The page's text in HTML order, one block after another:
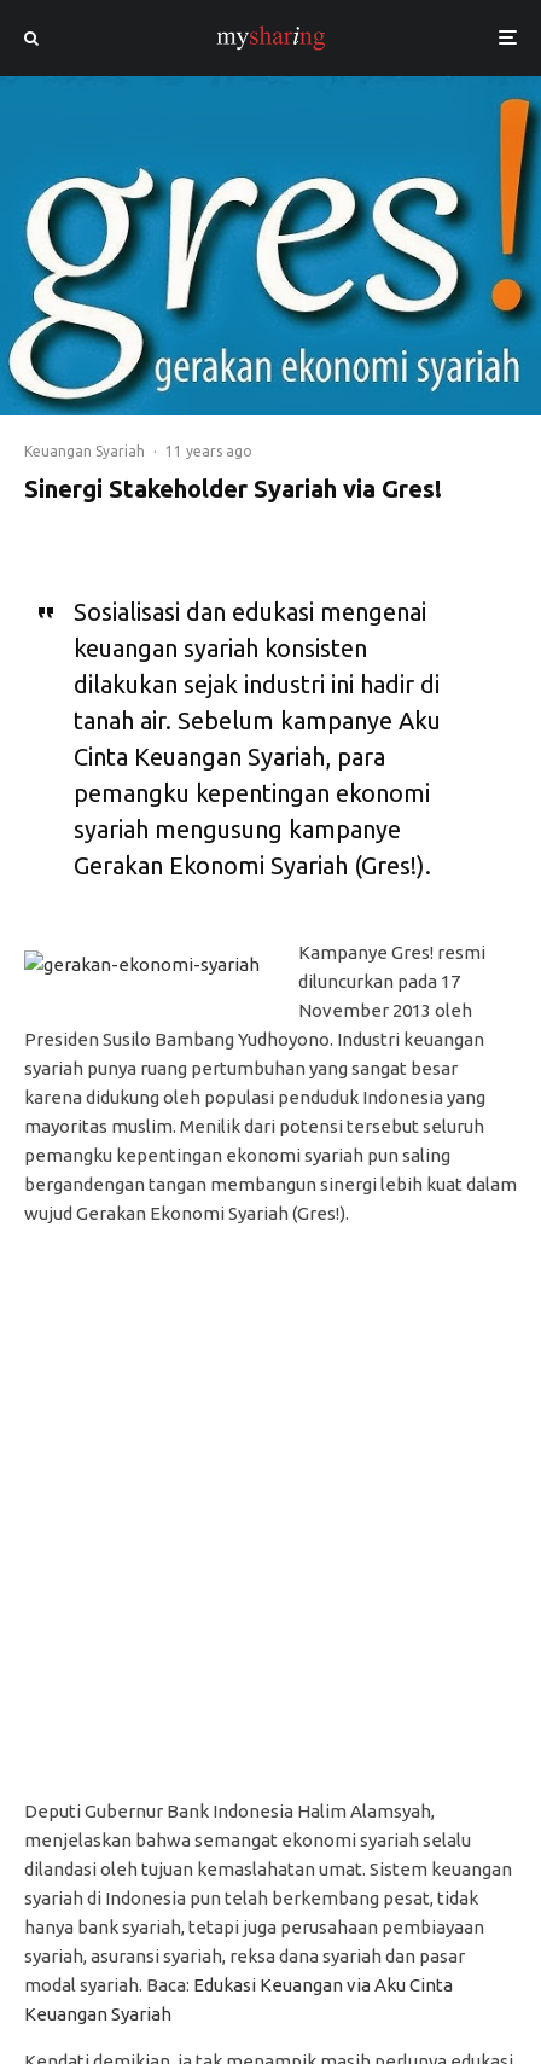
Keuangan Syariah · 11 years ago
Sinergi Stakeholder Syariah via Gres!
Sosialisasi dan edukasi mengenai
keuangan syariah konsisten
dilakukan sejak industri ini hadir di
tanah air. Sebelum kampanye Aku
Cinta Keuangan Syariah, para
pemangku kepentingan ekonomi
syariah mengusung kampanye
Gerakan Ekonomi Syariah (Gres!).
Kampanye Gres! resmi
diluncurkan pada 17
November 2013 oleh
Presiden Susilo Bambang Yudhoyono. Industri keuangan
syariah punya ruang pertumbuhan yang sangat besar
karena didukung oleh populasi penduduk Indonesia yang
mayoritas muslim. Menilik dari potensi tersebut seluruh
pemangku kepentingan ekonomi syariah pun saling
bergandengan tangan membangun sinergi lebih kuat dalam
wujud Gerakan Ekonomi Syariah (Gres!).
Deputi Gubernur Bank Indonesia Halim Alamsyah,
menjelaskan bahwa semangat ekonomi syariah selalu
dilandasi oleh tujuan kemaslahatan umat. Sistem keuangan
syariah di Indonesia pun telah berkembang pesat, tidak
hanya bank syariah, tetapi juga perusahaan pembiayaan
syariah, asuransi syariah, reksa dana syariah dan pasar
modal syariah. Baca: Edukasi Keuangan via Aku Cinta
Keuangan Syariah